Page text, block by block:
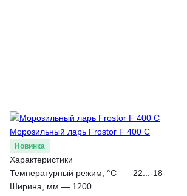
Морозильный ларь Frostor F 400 C
Новинка
Характеристики
Температурный режим, °С — -22...-18
Ширина, мм — 1200